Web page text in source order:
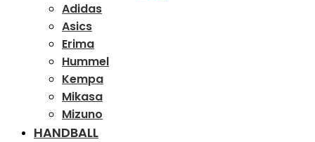
Adidas
Asics
Erima
Hummel
Kempa
Mikasa
Mizuno
HANDBALL